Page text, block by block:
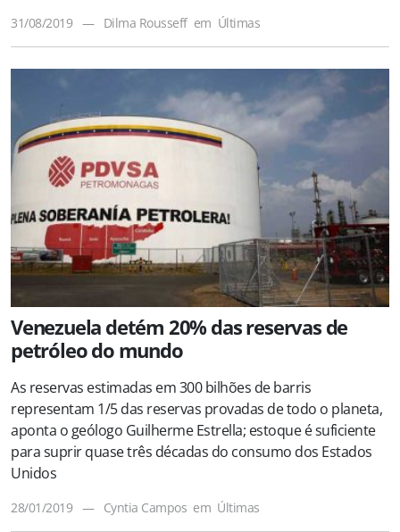
31/08/2019 — Dilma Rousseff em Últimas
Venezuela detém 20% das reservas de
petróleo do mundo
As reservas estimadas em 300 bilhões de barris
representam 1/5 das reservas provadas de todo o planeta,
aponta o geólogo Guilherme Estrella; estoque é suficiente
para suprir quase três décadas do consumo dos Estados
Unidos
28/01/2019 — Cyntia Campos em Últimas